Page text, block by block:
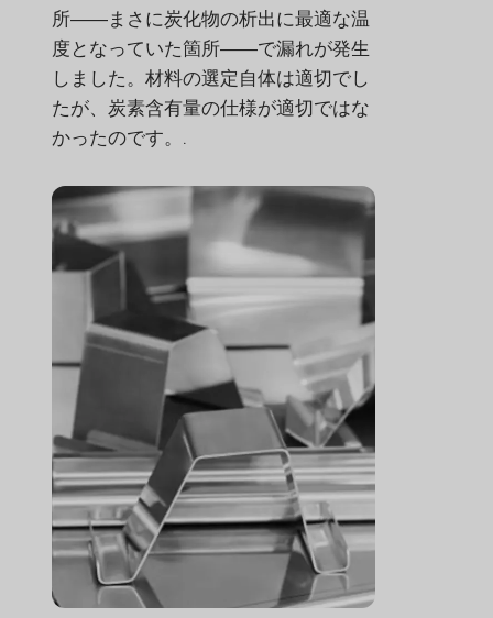
所――まさに炭化物の析出に最適な温
度となっていた箇所――で漏れが発生
しました。材料の選定自体は適切でし
たが、炭素含有量の仕様が適切ではな
かったのです。.